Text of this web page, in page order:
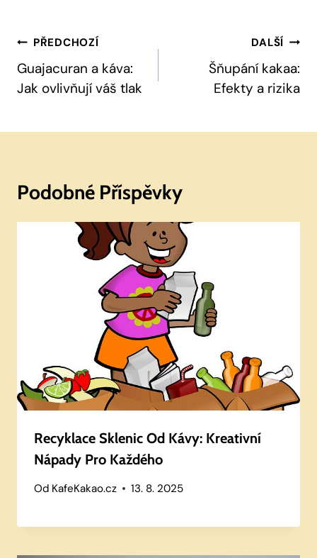
Navigace
Pro
Příspěvek
PŘEDCHOZÍ
Guajacuran a káva:
Jak ovlivňují váš tlak
DALŠÍ
Šňupání kakaa:
Efekty a rizika
Podobné Příspěvky
Recyklace Sklenic Od Kávy: Kreativní
Nápady Pro Každého
Od KafeKakao.cz 13. 8. 2025